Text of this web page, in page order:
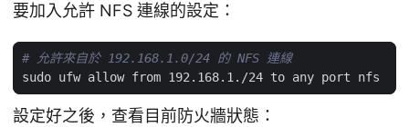
要加入允許 NFS 連線的設定：
# 允許來自於 192.168.1.0/24 的 NFS 連線
設定好之後，查看目前防火牆狀態：